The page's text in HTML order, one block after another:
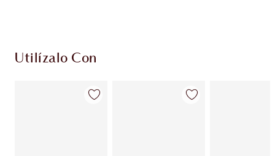
Utilízalo Con